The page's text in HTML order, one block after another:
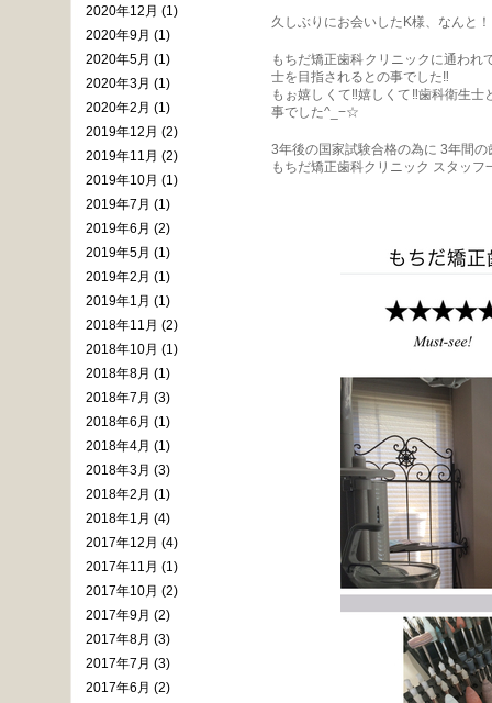
久しぶりにお会いしたK様、なんと
もちだ矯正歯科クリニックに通われ
士を目指されるとの事でした‼︎
もぉ嬉しくて‼︎嬉しくて‼︎歯科衛生
事でした^_−☆
3年後の国家試験合格の為に 3年間
もちだ矯正歯科クリニック スタッ
2020年12月 (1)
2020年9月 (1)
2020年5月 (1)
2020年3月 (1)
2020年2月 (1)
2019年12月 (2)
2019年11月 (2)
2019年10月 (1)
2019年7月 (1)
2019年6月 (2)
2019年5月 (1)
2019年2月 (1)
2019年1月 (1)
2018年11月 (2)
2018年10月 (1)
2018年8月 (1)
2018年7月 (3)
2018年6月 (1)
2018年4月 (1)
2018年3月 (3)
2018年2月 (1)
2018年1月 (4)
2017年12月 (4)
2017年11月 (1)
2017年10月 (2)
2017年9月 (2)
2017年8月 (3)
2017年7月 (3)
2017年6月 (2)